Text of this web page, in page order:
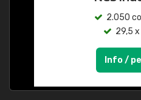
2.050
29,5
Info /